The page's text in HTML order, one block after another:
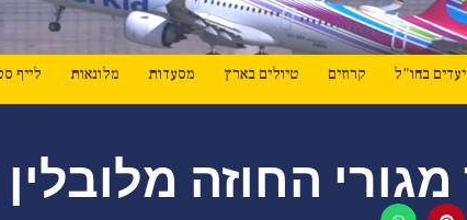
יעדים בחו"ל קרוזים טיולים בארץ מסעדות מלונאות לייף
החוזה מלובלין